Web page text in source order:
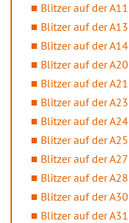
Blitzer auf der A11
Blitzer auf der A13
Blitzer auf der A14
Blitzer auf der A20
Blitzer auf der A21
Blitzer auf der A23
Blitzer auf der A24
Blitzer auf der A25
Blitzer auf der A27
Blitzer auf der A28
Blitzer auf der A30
Blitzer auf der A31